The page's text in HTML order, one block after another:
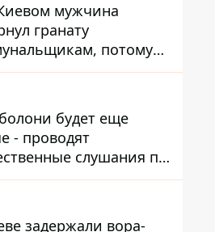
мужчина
гранату
потому
хотел платить по
будет еще
- проводят
слушания по
храма УГКЦ на
задержали вора-